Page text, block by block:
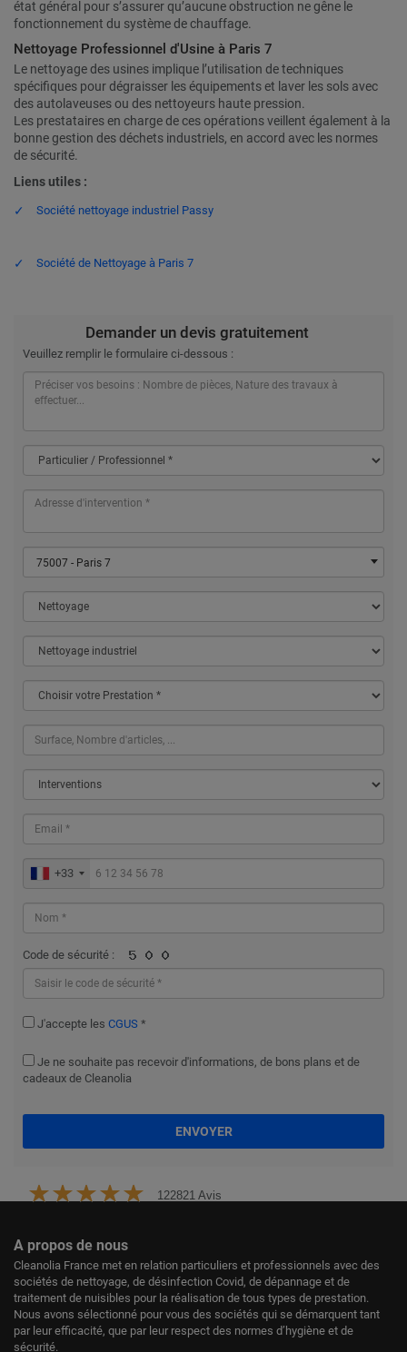
état général pour s’assurer qu’aucune obstruction ne gêne le
fonctionnement du système de chauffage.
Nettoyage Professionnel d'Usine à Paris 7
Le nettoyage des usines implique l’utilisation de techniques
spécifiques pour dégraisser les équipements et laver les sols avec
des autolaveuses ou des nettoyeurs haute pression.
Les prestataires en charge de ces opérations veillent également à la
bonne gestion des déchets industriels, en accord avec les normes
de sécurité.
Liens utiles :
Société nettoyage industriel Passy
Société de Nettoyage à Paris 7
Demander un devis gratuitement
Veuillez remplir le formulaire ci-dessous :
75007 - Paris 7
+33
Code de sécurité :
J'accepte les CGUS *
Je ne souhaite pas recevoir d'informations, de bons plans et de
cadeaux de Cleanolia
ENVOYER
122821 Avis
A propos de nous
Cleanolia France met en relation particuliers et professionnels avec des
sociétés de nettoyage, de désinfection Covid, de dépannage et de
traitement de nuisibles pour la réalisation de tous types de prestation.
Nous avons sélectionné pour vous des sociétés qui se démarquent tant
par leur efficacité, que par leur respect des normes d’hygiène et de
sécurité.